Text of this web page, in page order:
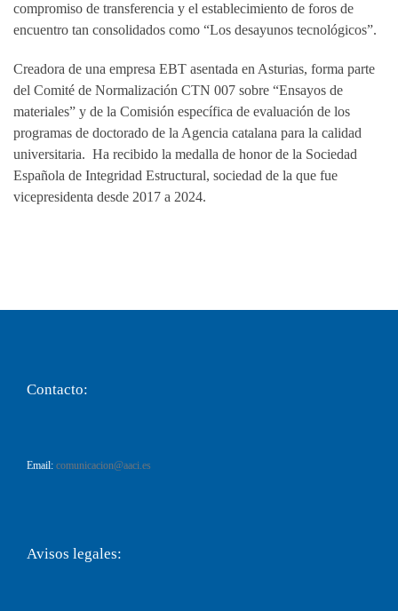
compromiso de transferencia y el establecimiento de foros de
encuentro tan consolidados como “Los desayunos tecnológicos”.
Creadora de una empresa EBT asentada en Asturias, forma parte
del Comité de Normalización CTN 007 sobre “Ensayos de
materiales” y de la Comisión específica de evaluación de los
programas de doctorado de la Agencia catalana para la calidad
universitaria. Ha recibido la medalla de honor de la Sociedad
Española de Integridad Estructural, sociedad de la que fue
vicepresidenta desde 2017 a 2024.
Contacto:
Email: comunicacion@aaci.es
Avisos legales: